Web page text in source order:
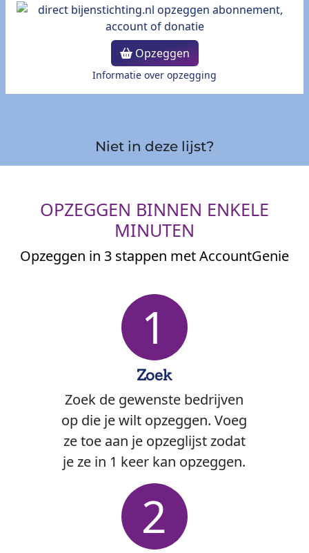
Opzeggen
Informatie over opzegging
Niet in deze lijst?
OPZEGGEN BINNEN ENKELE
MINUTEN
Opzeggen in 3 stappen met AccountGenie
1
Zoek
Zoek de gewenste bedrijven
op die je wilt opzeggen. Voeg
ze toe aan je opzeglijst zodat
je ze in 1 keer kan opzeggen.
2